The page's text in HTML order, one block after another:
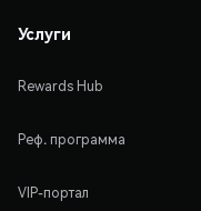
Услуги
Rewards Hub
Реф. программа
VIP-портал